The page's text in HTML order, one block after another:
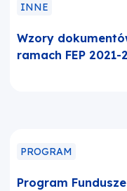
INNE
Wzory
ramach FEP 2021-
PROGRAM
Program